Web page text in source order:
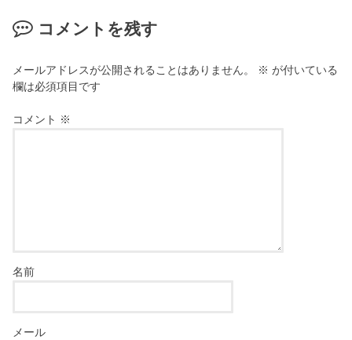
コメントを残す
メールアドレスが公開されることはありません。 ※ が付いている
欄は必須項目です
コメント ※
名前
メール